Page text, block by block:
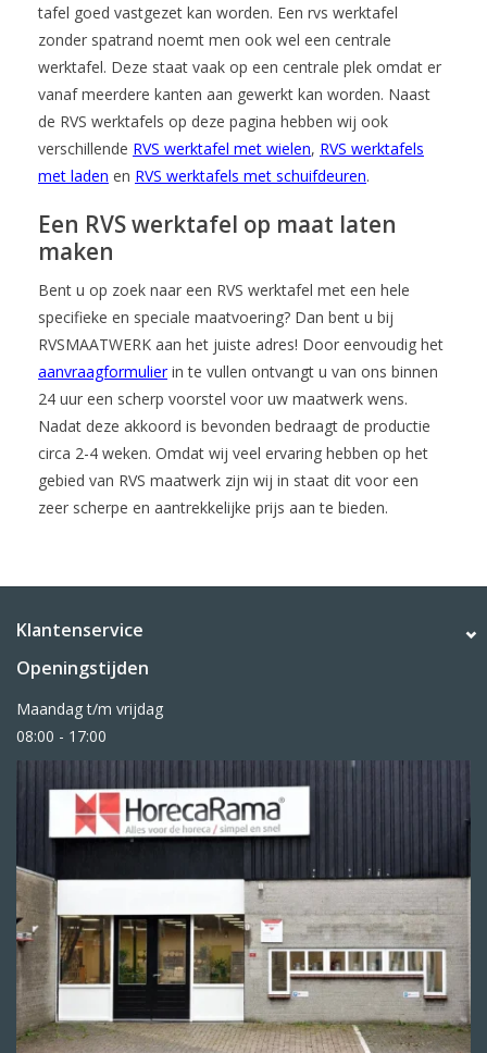
tafel goed vastgezet kan worden. Een rvs werktafel
zonder spatrand noemt men ook wel een centrale
werktafel. Deze staat vaak op een centrale plek omdat er
vanaf meerdere kanten aan gewerkt kan worden. Naast
de RVS werktafels op deze pagina hebben wij ook
verschillende RVS werktafel met wielen, RVS werktafels
met laden en RVS werktafels met schuifdeuren.
Een RVS werktafel op maat laten
maken
Bent u op zoek naar een RVS werktafel met een hele
specifieke en speciale maatvoering? Dan bent u bij
RVSMAATWERK aan het juiste adres! Door eenvoudig het
aanvraagformulierin te vullen ontvangt u van ons binnen
24 uur een scherp voorstel voor uw maatwerk wens.
Nadat deze akkoord is bevonden bedraagt de productie
circa 2-4 weken. Omdat wij veel ervaring hebben op het
gebied van RVS maatwerk zijn wij in staat dit voor een
zeer scherpe en aantrekkelijke prijs aan te bieden.
Klantenservice
Openingstijden
Maandag t/m vrijdag
08:00 - 17:00